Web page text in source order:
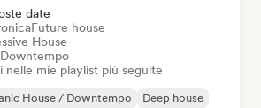
date
Future house
House
nelle mie playlist più seguite
House / Downtempo
Deep house